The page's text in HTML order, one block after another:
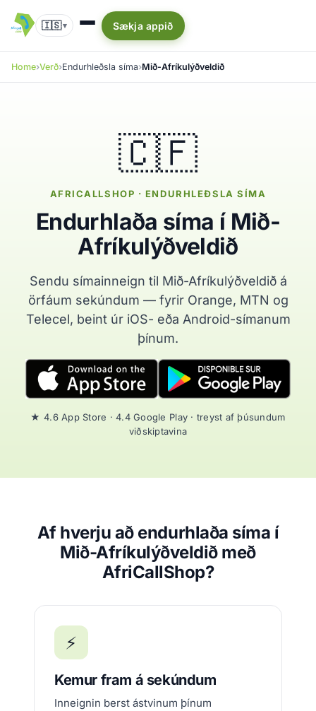
🇮🇸▾ Sækja appið
Home Verð Endurhleðsla síma Mið-Afríkulýðveldið
🇨🇫
AFRICALLSHOP · ENDURHLEÐSLA SÍMA
Endurhlaða síma í Mið-
Afríkulýðveldið
Sendu símainneign til Mið-Afríkulýðveldið á
örfáum sekúndum — fyrir Orange, MTN og
Telecel, beint úr iOS- eða Android-símanum
þínum.
★ 4.6 App Store · 4.4 Google Play · treyst af þúsundum
viðskiptavina
Af hverju að endurhlaða síma í
Mið-Afríkulýðveldið með
AfriCallShop?
⚡
Kemur fram á sekúndum
Inneignin berst ástvinum þínum